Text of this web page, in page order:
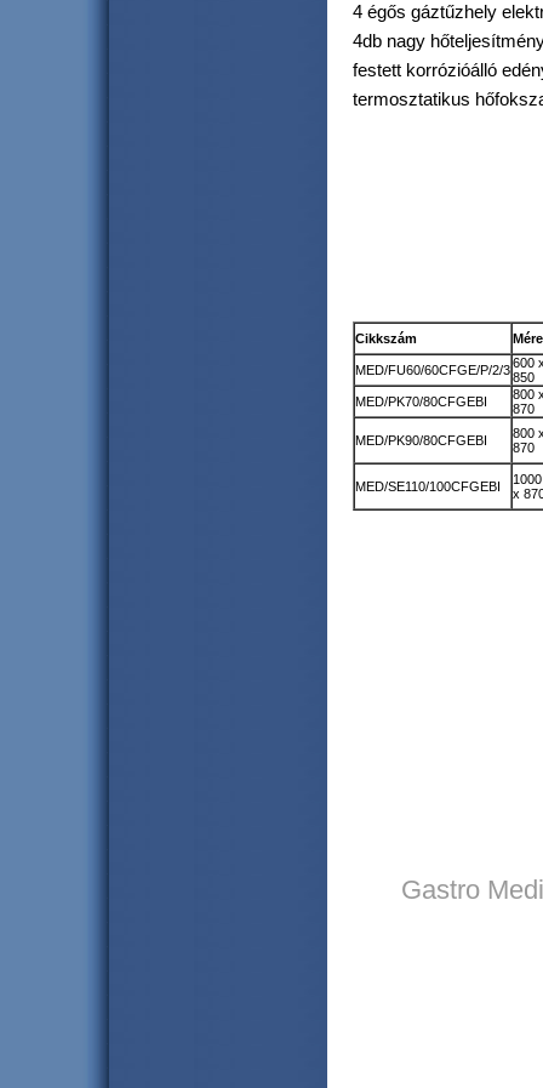
4 égős gáztűzhely
4db nagy
festett korrózióálló
termosztatikus
Cikkszám
MED/FU60/60CFGE/P/2/3600
850
MED/PK70/80CFGEBI
800
870
MED/PK90/80CFGEBI
800
870
MED/SE110/100CFGEBI
x
Gastro